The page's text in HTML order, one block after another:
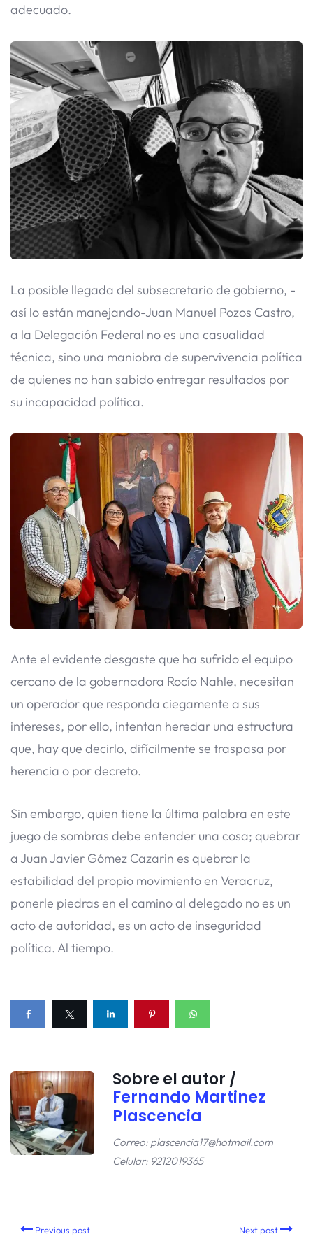
adecuado.
​La posible llegada del subsecretario de gobierno, -
así lo están manejando-Juan Manuel Pozos Castro,
a la Delegación Federal no es una casualidad
técnica, sino una maniobra de supervivencia política
de quienes no han sabido entregar resultados por
su incapacidad política.
Ante el evidente desgaste que ha sufrido el equipo
cercano de la gobernadora Rocío Nahle, necesitan
un operador que responda ciegamente a sus
intereses, por ello, intentan heredar una estructura
que, hay que decirlo, difícilmente se traspasa por
herencia o por decreto.
​Sin embargo, quien tiene la última palabra en este
juego de sombras debe entender una cosa; quebrar
a Juan Javier Gómez Cazarin es quebrar la
estabilidad del propio movimiento en Veracruz,
ponerle piedras en el camino al delegado no es un
acto de autoridad, es un acto de inseguridad
política. Al tiempo.
Sobre el autor /
Fernando Martinez
Plascencia
Correo: plascencia17@hotmail.com
Celular: 9212019365
Previous post Next post